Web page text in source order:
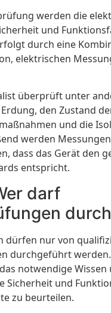
werden die
und
durch eine
elektrischen
überprüft unter
den Zustand
und die
werden
dass das Gerät den
entspricht.
darf
dürfen nur von
durchgeführt
notwendige Wissen
Sicherheit und
zu beurteilen.